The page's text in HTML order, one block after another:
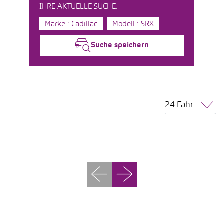
IHRE AKTUELLE SUCHE:
Marke : Cadillac Modell : SRX
Suche speichern
24 Fahrzeuge pro Seite